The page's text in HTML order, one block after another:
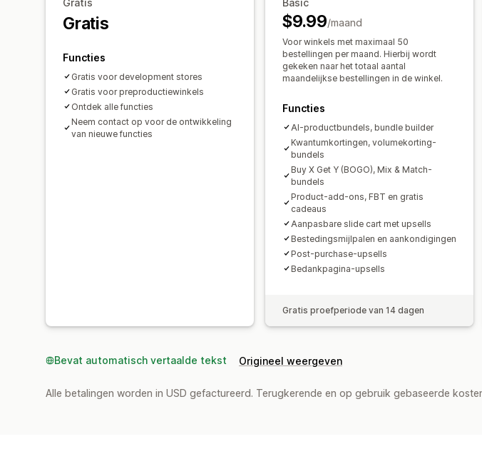
Triggers
Gratis
Functies
Gratis voor development stores
Gratis voor preproductiewinkels
Ontdek alle functies
Neem contact op voor de ontwikkeling
van nieuwe functies
$9.99/maand
Voor winkels met maximaal 50
bestellingen per maand. Hierbij wordt
gekeken naar het totaal aantal
maandelijkse bestellingen in de winkel.
Functies
AI-productbundels, bundle builder
Kwantumkortingen, volumekorting-
bundels
Buy X Get Y (BOGO), Mix & Match-
bundels
Product-add-ons, FBT en gratis
cadeaus
Aanpasbare slide cart met upsells
Bestedingsmijlpalen en aankondigingen
Post-purchase-upsells
Bedankpagina-upsells
Gratis proefperiode van 14 dagen
Bevat automatisch vertaalde tekst Origineel weergeven
Alle betalingen worden in USD gefactureerd. Terugkerende en op gebruik gebaseerde